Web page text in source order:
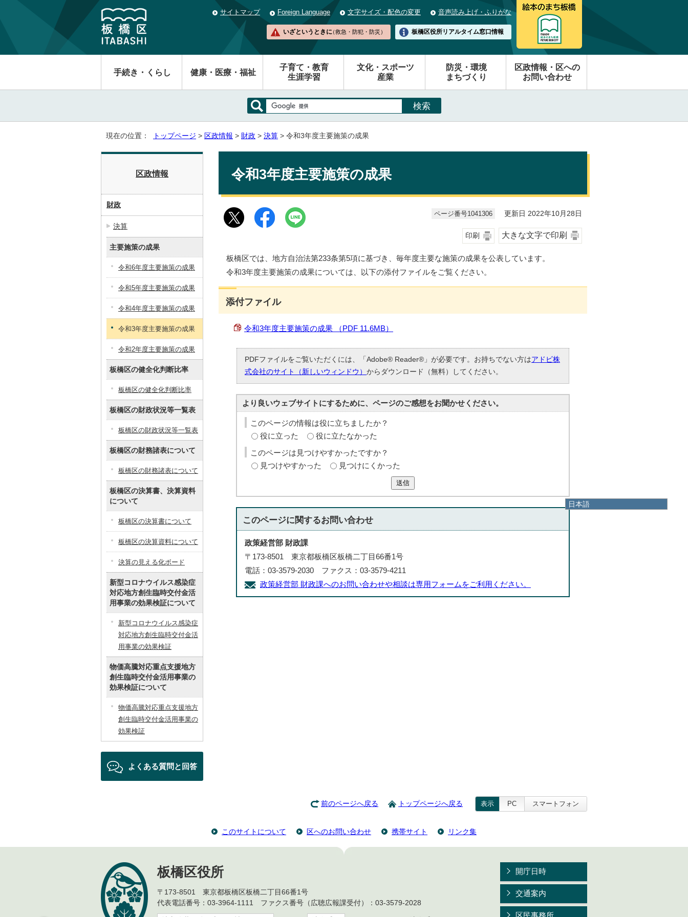
サイトマップ Foreign Language 文字サイズ・配色の変更 音声読み上げ・ふりがな
いざというときに（救急・防犯・防災） 板橋区役所リアルタイム窓口情報
日本語
手続き・くらし 健康・医療・福祉
子育て・教育
生涯学習
文化・スポーツ
産業
防災・環境
まちづくり
区政情報・区への
お問い合わせ
現在の位置： トップページ > 区政情報 > 財政 > 決算 > 令和3年度主要施策の成果
令和3年度主要施策の成果
ページ番号1041306 更新日 2022年10月28日
印刷 大きな文字で印刷
板橋区では、地方自治法第233条第5項に基づき、毎年度主要な施策の成果を公表しています。
令和3年度主要施策の成果については、以下の添付ファイルをご覧ください。
添付ファイル
令和3年度主要施策の成果 （PDF 11.6MB）
PDFファイルをご覧いただくには、「Adobe® Reader®」が必要です。お持ちでない方はアドビ株
式会社のサイト（新しいウィンドウ） からダウンロード（無料）してください。
より良いウェブサイトにするために、ページのご感想をお聞かせください。
このページの情報は役に立ちましたか？
役に立った
役に立たなかった
このページは見つけやすかったですか？
見つけやすかった
見つけにくかった
送信
このページに関するお問い合わせ
政策経営部 財政課
〒173-8501 東京都板橋区板橋二丁目66番1号
電話：03-3579-2030 ファクス：03-3579-4211
政策経営部 財政課へのお問い合わせや相談は専用フォームをご利用ください。
区政情報
財政
決算
主要施策の成果
令和6年度主要施策の成果
令和5年度主要施策の成果
令和4年度主要施策の成果
令和3年度主要施策の成果
令和2年度主要施策の成果
板橋区の健全化判断比率
板橋区の健全化判断比率
板橋区の財政状況等一覧表
板橋区の財政状況等一覧表
板橋区の財務諸表について
板橋区の財務諸表について
板橋区の決算書、決算資料
について
板橋区の決算書について
板橋区の決算資料について
決算の見える化ボード
新型コロナウイルス感染症
対応地方創生臨時交付金活
用事業の効果検証について
新型コロナウイルス感染症
対応地方創生臨時交付金活
用事業の効果検証
物価高騰対応重点支援地方
創生臨時交付金活用事業の
効果検証について
物価高騰対応重点支援地方
創生臨時交付金活用事業の
効果検証
よくある質問と回答
前のページへ戻る トップページへ戻る 表示 PC スマートフォン
このサイトについて 区へのお問い合わせ 携帯サイト リンク集
板橋区役所
〒173-8501 東京都板橋区板橋二丁目66番1号
代表電話番号：03-3964-1111 ファクス番号（広聴広報課受付）：03-3579-2028
開庁日時
交通案内